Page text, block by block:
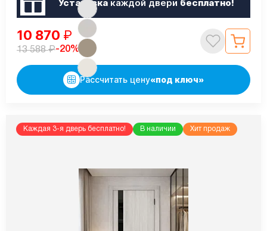
Установкакаждой двери бесплатно!
10 870 ₽
13 588₽-20%
Рассчитать цену«под ключ»
Каждая 3-я дверь бесплатно! В наличии Хит продаж